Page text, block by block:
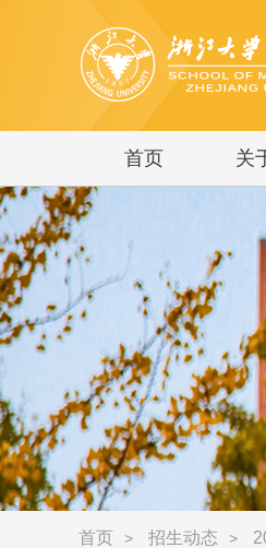
首页 关
首页 > 招生动态 >